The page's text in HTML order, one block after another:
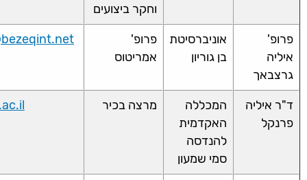
וחקר ביצועים
פרופ'
איליה
גרצבאך
אוניברסיטת
בן גוריון
פרופ'
אמריטוס
ד"ר איליה
פרנקל
המכללה
האקדמית
להנדסה
סמי שמעון
מרצה בכיר